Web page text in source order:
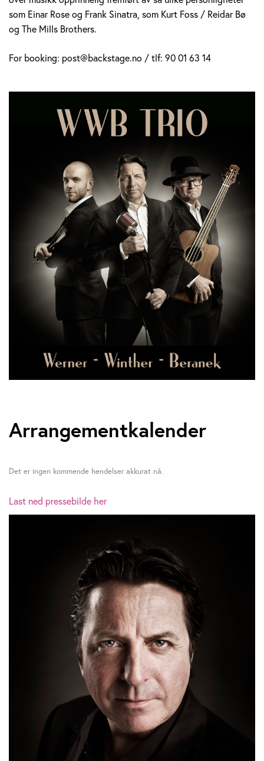
som Einar Rose og Frank Sinatra, som Kurt Foss / Reidar Bø
og The Mills Brothers.
For booking: post@backstage.no / tlf: 90 01 63 14
Arrangementkalender
Det er ingen kommende hendelser akkurat nå.
Last ned pressebilde her